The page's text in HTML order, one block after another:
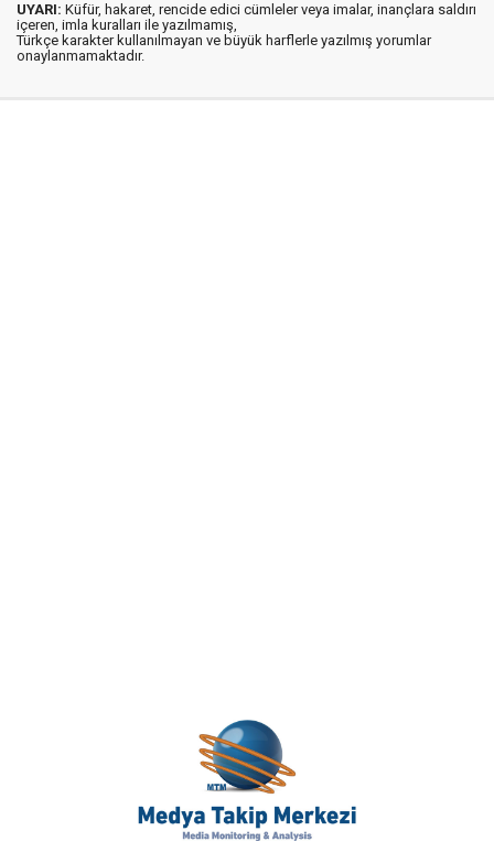
UYARI: Küfür, hakaret, rencide edici cümleler veya imalar, inançlara saldırı
içeren, imla kuralları ile yazılmamış,
Türkçe karakter kullanılmayan ve büyük harflerle yazılmış yorumlar
onaylanmamaktadır.